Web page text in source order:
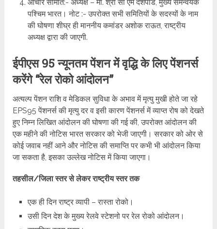
आचार समिति:- अध्यक्ष – मा. श्री सी एम देशपांडे, मुख्य समन्वयक
पश्चिम भारत। नोट :- उपरोक्त सभी समितियों के सदस्यों के नाम
की घोषणा शीघ्र ही माननीय कमांडर अशोक राऊत, राष्ट्रीय
अध्यक्ष द्वारा की जाएगी.
ईपीएस 95 न्यूनतम पेंशन में वृद्धि के लिए पेंशनर्स
करेंगे “रेल रोको आंदोलन”
अत्यल्प पेंशन राशि व मेडिकल सुविधा के अभाव में मृत्यु मुखी होते जा रहे
EPS95 पेंशनर्स की मृत्यु दर व इसी कारण पेंशनर्स में व्याप्त रोष को देखते
हुए निम्न लिखित आंदोलन की घोषणा की गई की, उपरोक्त आंदोलन की
एक महीने की नोटिस भारत सरकार को भेजी जाएगी। सरकार को ओर से
कोई जवाब नहीं आने और नोटिस की समाप्ति पर कभी भी आंदोलन किया
जा सकता है, इसका उल्लेख नोटिस में किया जाएगा।
तहसील/जिला स्तर से लेकर राष्ट्रीय स्तर तक
एक ही दिन राष्ट्र व्यापी – रास्ता रोको।
उसी दिन देश के मुख्य रेलवे स्टेशनो पर रेल रोको आंदोलन।